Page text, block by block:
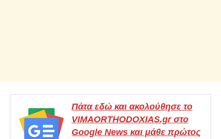
Πάτα εδώ και ακολούθησε το
VIMAORTHODOXIAS.gr στο
Google News και μάθε πρώτος